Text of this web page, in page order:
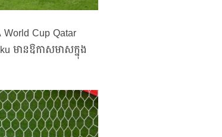
Cup Qatar
មានឱកាសមាសក្នុង